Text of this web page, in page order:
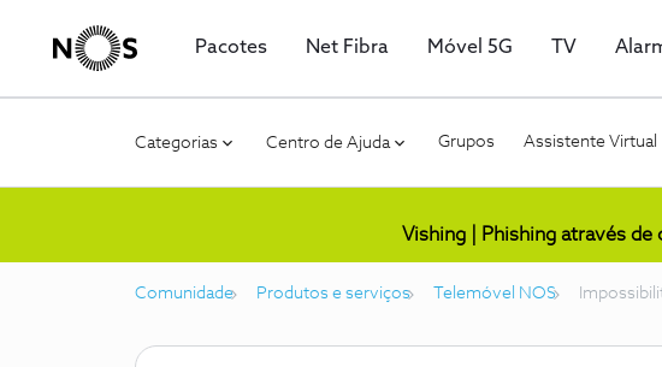
Pacotes Net Fibra Móvel 5G TV
Categorias Centro de Ajuda Grupos Assistente Virtual
Vishing | Phishing através
Comunidade Produtos e serviços Telemóvel NOS